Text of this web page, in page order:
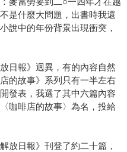
是什麼大問題，出書時我還
說中的年份背景出現衝突，
日報》迥異，有的內容自然
的故事》系列只有一半左右
發表，我選了其中六篇內容
咖啡店的故事〉為名，投給
放日報》刊登了約二十篇，